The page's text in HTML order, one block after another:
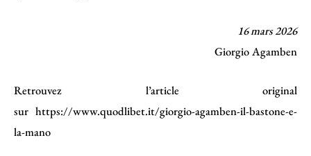
16 mars 2026
Giorgio Agamben
Retrouvez l’article original
sur https://www.quodlibet.it/giorgio-agamben-il-bastone-e-
la-mano